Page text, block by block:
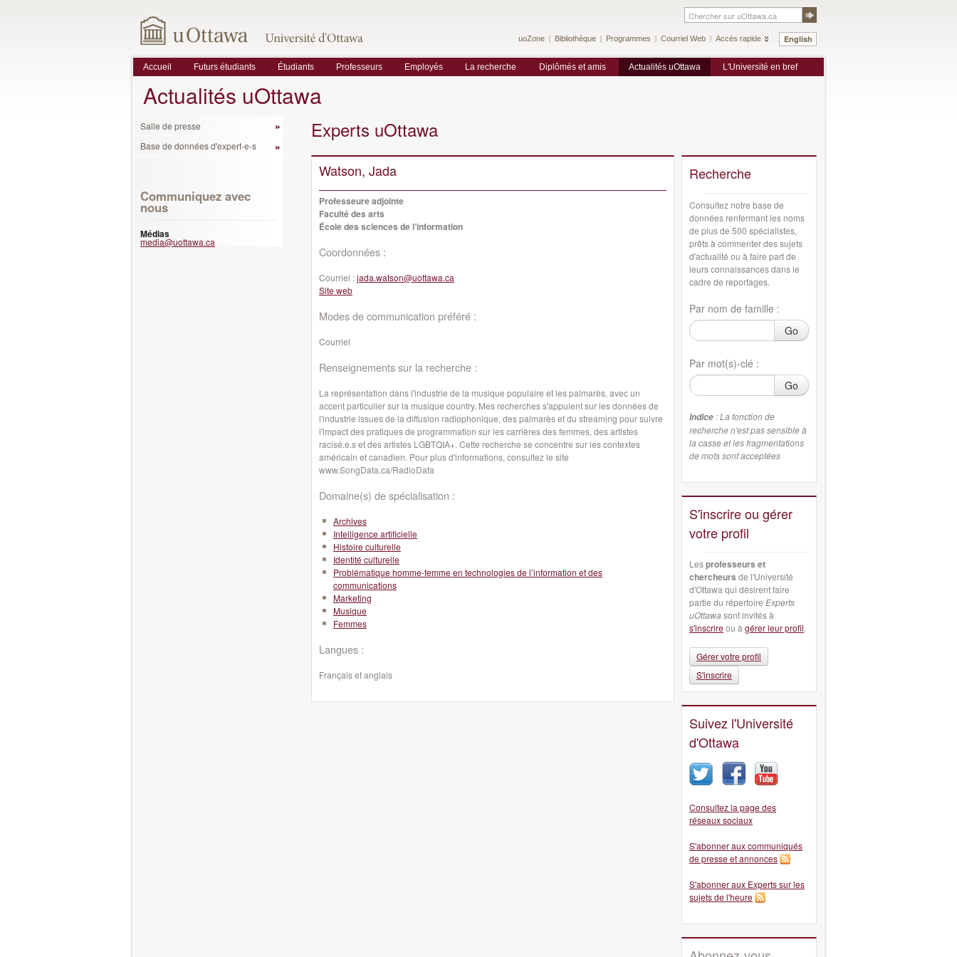
English
uoZone Bibliothèque Programmes Courriel Web Accès rapide
Accueil Futurs étudiants Étudiants Professeurs Employés La recherche Diplômés et amis Actualités uOttawa L'Université en bref
Actualités uOttawa
Salle de presse
Base de données d'expert-e-s
Communiquez avec
nous
Médias
media@uottawa.ca
Experts uOttawa
Watson, Jada
Professeure adjointe
Faculté des arts
École des sciences de l’information
Coordonnées :
Courriel :jada.watson@uottawa.ca
Site web
Modes de communication préféré :
Courriel
Renseignements sur la recherche :
La représentation dans l'industrie de la musique populaire et les palmarès, avec un
accent particulier sur la musique country. Mes recherches s'appuient sur les données de
l'industrie issues de la diffusion radiophonique, des palmarès et du streaming pour suivre
l'impact des pratiques de programmation sur les carrières des femmes, des artistes
racisé.e.s et des artistes LGBTQIA+. Cette recherche se concentre sur les contextes
américain et canadien. Pour plus d'informations, consultez le site
www.SongData.ca/RadioData
Domaine(s) de spécialisation :
Archives
Intelligence artificielle
Histoire culturelle
Identité culturelle
Problématique homme-femme en technologies de l’information et des
communications
Marketing
Musique
Femmes
Langues :
Français et anglais
Recherche
Consultez notre base de
données renfermant les noms
de plus de 500 spécialistes,
prêts à commenter des sujets
d'actualité ou à faire part de
leurs connaissances dans le
cadre de reportages.
Par nom de famille :
Go
Par mot(s)-clé :
Go
Indice : La fonction de
recherche n'est pas sensible à
la casse et les fragmentations
de mots sont acceptées
S'inscrire ou gérer
votre profil
Lesprofesseurs et
chercheurs de l'Université
d'Ottawa qui désirent faire
partie du répertoire Experts
uOttawa sont invités à
s'inscrireou à gérer leur profil.
Gérer votre profil
S'inscrire
Suivez l'Université
d'Ottawa
Consultez la page des
réseaux sociaux
S'abonner aux communiqués
de presse et annonces
S'abonner aux Experts sur les
sujets de l'heure